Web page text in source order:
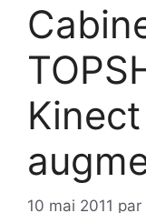
10 mai 2011 par